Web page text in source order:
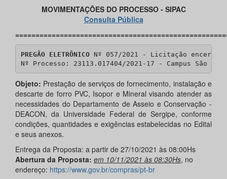
MOVIMENTAÇÕES DO PROCESSO - SIPAC
Consulta Pública
PREGÃO ELETRÔNICO Nº 057/2021 - Licitação encerrada
Nº Processo: 23113.017404/2021-17 - Campus São
Objeto: Prestação de serviços de fornecimento, instalação e
descarte de forro PVC, Isopor e Mineral visando atender as
necessidades do Departamento de Asseio e Conservação -
DEACON, da Universidade Federal de Sergipe, conforme
condições, quantidades e exigências estabelecidas no Edital
e seus anexos.
Entrega da Proposta: a partir de 27/10/2021 às 08:00Hs
Abertura da Proposta: em 10/11/2021 às 08:30Hs, no
endereço: https://www.gov.br/compras/pt-br